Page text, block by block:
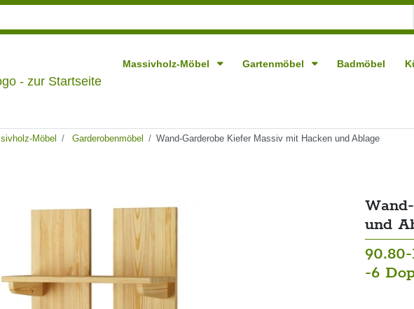
Massivholz-Möbel Gartenmöbel Badmöbel
Möbel Garderobenmöbel Wand-Garderobe Kiefer Massiv mit Hacken und Ablage
und
-6